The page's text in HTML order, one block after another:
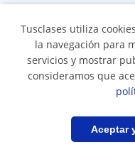
Guardar
Fantástica
Tusclases utiliza
la navegación para
servicios y mostrar
consideramos que
Aceptar